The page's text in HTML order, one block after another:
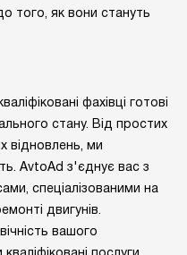
того, як вони стануть
фахівці готові
стану. Від простих
відновлень, ми
AvtoAd з'єднує вас з
спеціалізованими на
двигунів.
вашого